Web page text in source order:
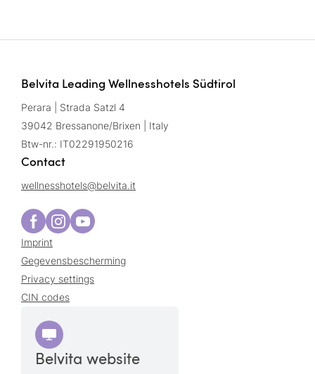
Belvita Leading Wellnesshotels Südtirol
Perara | Strada Satzl 4
39042 Bressanone/Brixen | Italy
Btw-nr.: IT02291950216
Contact
wellnesshotels@belvita.it
Imprint
Gegevensbescherming
Privacy settings
CIN codes
Belvita website